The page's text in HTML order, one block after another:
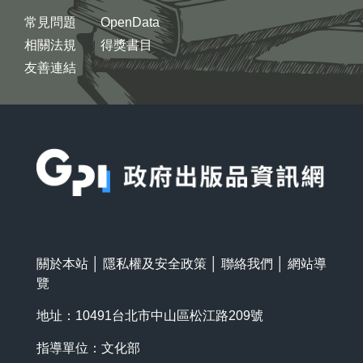
常見問題
相關法規
友善連結
OpenData
得獎書目
關於本站 隱私權及安全政策 聯絡我們
網站導
覽
地址：10491台北市中山區松江路209號
指導單位：文化部